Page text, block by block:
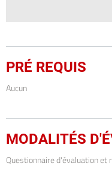
PRÉ REQUIS
Aucun
MODALITÉS
Questionnaire d'évaluation et